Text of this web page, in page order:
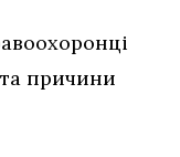
причини